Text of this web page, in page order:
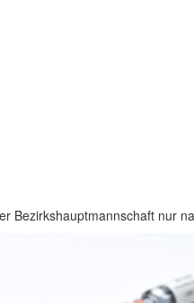
Bezirkshauptmannschaft nur